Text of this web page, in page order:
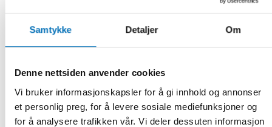
Samtykke Detaljer Om
Denne nettsiden anvender cookies
Vi bruker informasjonskapsler for å gi innhold og annonser
et personlig preg, for å levere sosiale mediefunksjoner og
for å analysere trafikken vår. Vi deler dessuten informasjon
befann sig i en knivig situation där jag kunde hjälpa till och
– Vi får se vad som händer i framtiden och om modellen kan
exporteras vidare, säger Miika Niemelä.
Experterna besökte också flera mötesplatser för barn och